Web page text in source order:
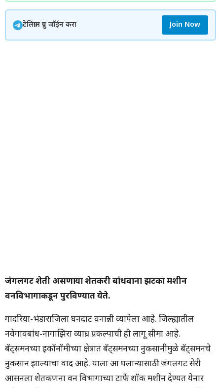
टेलिग्राम ग्रुप जॉईन करा Join Now
जंगलगट शेती असणाऱ्या शेतकरी बांधवाना झटका मशीन
वनविभागाकडून पुरविण्यात येते.
गोंदरिया-भंडाराजिला घनदाट वनान्नी व्यापेला आहे. जिल्ह्यातील
नवेगावबांध-नागाझिरा व्याघ्र प्रकल्पाची ही लागू सीमा आहे.
बॅट्समनच्या इकॉनॉमीच्या क्षेत्रात बॅट्समनच्या नुकसानीमुळे बॅट्समनचे
नुकसान झाल्याचा वाद आहे. याला आ घलान्यासाठी जंगलगट सेरी
आसनला शेतकणना वन विभागाच्या टार्फे शॉक मशीन देण्यत येनार